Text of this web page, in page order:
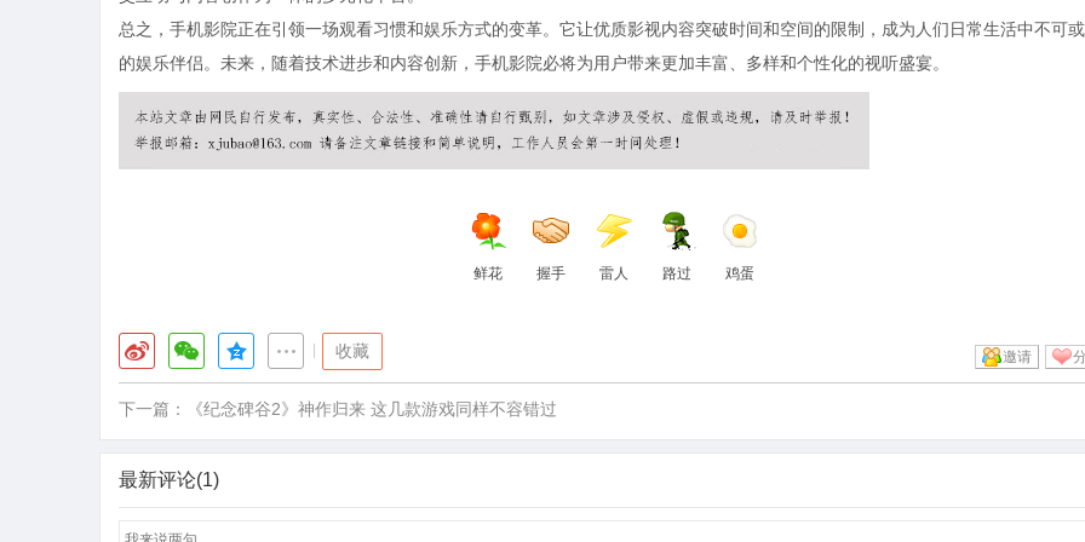
总之，手机影院正在引领一场观看习惯和娱乐方式的变革。它让优质影视内容突破时间和空间的限制，成为人们日常生活中不可
的娱乐伴侣。未来，随着技术进步和内容创新，手机影院必将为用户带来更加丰富、多样和个性化的视听盛宴。
鲜花 握手 雷人 路过 鸡蛋
收藏 邀请
下一篇： 《纪念碑谷2》神作归来 这几款游戏同样不容错过
最新评论(1)